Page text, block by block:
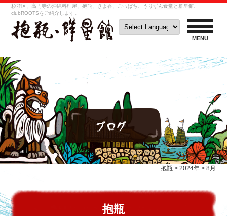
杉並区、高円寺の沖縄料理屋、抱瓶、きよ香、ごっぱち、うりずん食堂と群星館、
clubROOTSをご紹介します。
MENU
抱瓶 > 2024年> 8月
抱瓶